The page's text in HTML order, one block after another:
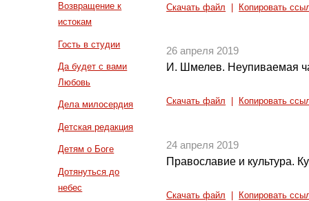
Возвращение к
истокам
Гость в студии
Да будет с вами
Любовь
Дела милосердия
Детская редакция
Детям о Боге
Дотянуться до
небес
Скачать файл Копировать
26 апреля 2019
И. Шмелев. Неупиваемая
Скачать файл Копировать
24 апреля 2019
Православие и культура.
Скачать файл Копировать